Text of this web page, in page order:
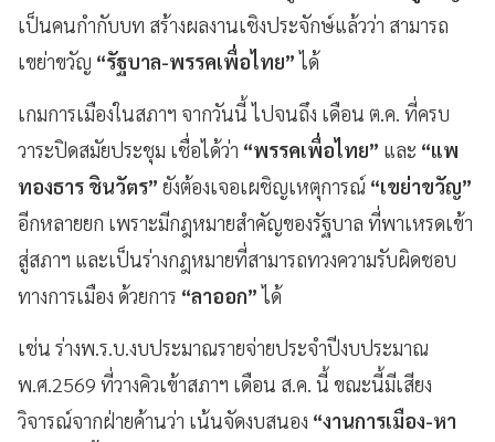
เป็นคนกำกับบท สร้างผลงานเชิงประจักษ์แล้วว่า สามารถ
เขย่าขวัญ “รัฐบาล-พรรคเพื่อไทย”ได้
เกมการเมืองในสภาฯ จากวันนี้ ไปจนถึง เดือน ต.ค. ที่ครบ
วาระปิดสมัยประชุม เชื่อได้ว่า “พรรคเพื่อไทย” และ “แพ
ทองธาร ชินวัตร” ยังต้องเจอเผชิญเหตุการณ์ “เขย่าขวัญ”
อีกหลายยก เพราะมีกฎหมายสำคัญของรัฐบาล ที่พาเหรดเข้า
สู่สภาฯ และเป็นร่างกฎหมายที่สามารถทวงความรับผิดชอบ
ทางการเมือง ด้วยการ “ลาออก”ได้
เช่น ร่างพ.ร.บ.งบประมาณรายจ่ายประจำปีงบประมาณ
พ.ศ.2569 ที่วางคิวเข้าสภาฯ เดือน ส.ค. นี้ ขณะนี้มีเสียง
วิจารณ์จากฝ่ายค้านว่า เน้นจัดงบสนอง “งานการเมือง-หา